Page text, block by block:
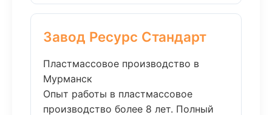
Завод Ресурс Стандарт
Пластмассовое производство в
Мурманск
Опыт работы в пластмассовое
производство более 8 лет. Полный